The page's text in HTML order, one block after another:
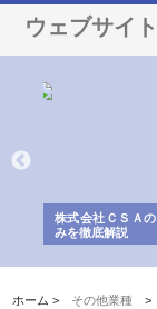
ウェブサイ
株式会社ＣＳＡ
みを徹底解説
ホーム > その他業種 >